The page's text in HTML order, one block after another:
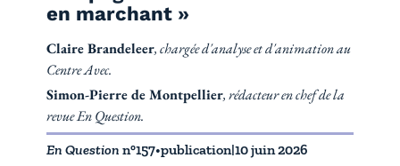
en marchant »
Claire Brandeleer, chargée d'analyse et d'animation au
Centre Avec.
Simon-Pierre de Montpellier, rédacteur en chef de la
revue En Question.
En Question n°157•publication|10 juin 2026